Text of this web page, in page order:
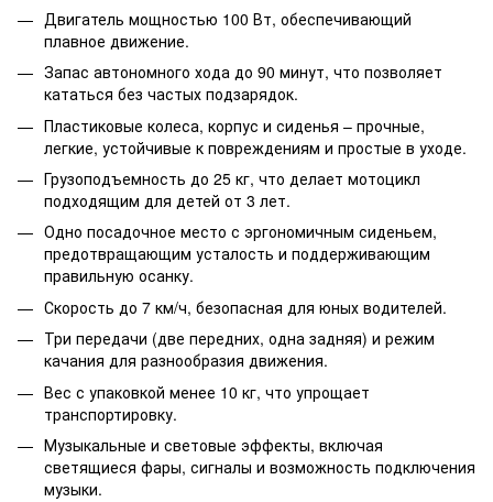
Двигатель мощностью 100 Вт, обеспечивающий
плавное движение.
Запас автономного хода до 90 минут, что позволяет
кататься без частых подзарядок.
Пластиковые колеса, корпус и сиденья – прочные,
легкие, устойчивые к повреждениям и простые в уходе.
Грузоподъемность до 25 кг, что делает мотоцикл
подходящим для детей от 3 лет.
Одно посадочное место с эргономичным сиденьем,
предотвращающим усталость и поддерживающим
правильную осанку.
Скорость до 7 км/ч, безопасная для юных водителей.
Три передачи (две передних, одна задняя) и режим
качания для разнообразия движения.
Вес с упаковкой менее 10 кг, что упрощает
транспортировку.
Музыкальные и световые эффекты, включая
светящиеся фары, сигналы и возможность подключения
музыки.